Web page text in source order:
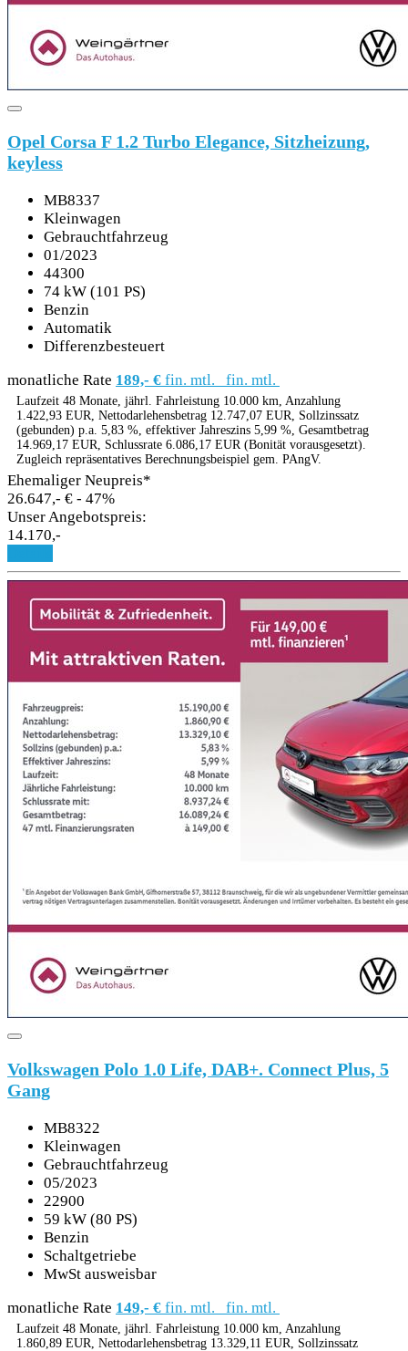
Opel Corsa F 1.2 Turbo Elegance, Sitzheizung,
keyless
MB8337
Kleinwagen
Gebrauchtfahrzeug
01/2023
44300
74 kW (101 PS)
Benzin
Automatik
Differenzbesteuert
monatliche Rate 189,- € fin. mtl. fin. mtl.
Laufzeit 48 Monate, jährl. Fahrleistung 10.000 km, Anzahlung
1.422,93 EUR, Nettodarlehensbetrag 12.747,07 EUR, Sollzinssatz
(gebunden) p.a. 5,83 %, effektiver Jahreszins 5,99 %, Gesamtbetrag
14.969,17 EUR, Schlussrate 6.086,17 EUR (Bonität vorausgesetzt).
Zugleich repräsentatives Berechnungsbeispiel gem. PAngV.
Ehemaliger Neupreis*
26.647,- € - 47%
Unser Angebotspreis:
14.170,-
Volkswagen Polo 1.0 Life, DAB+. Connect Plus, 5
Gang
MB8322
Kleinwagen
Gebrauchtfahrzeug
05/2023
22900
59 kW (80 PS)
Benzin
Schaltgetriebe
MwSt ausweisbar
monatliche Rate 149,- € fin. mtl. fin. mtl.
Laufzeit 48 Monate, jährl. Fahrleistung 10.000 km, Anzahlung
1.860,89 EUR, Nettodarlehensbetrag 13.329,11 EUR, Sollzinssatz